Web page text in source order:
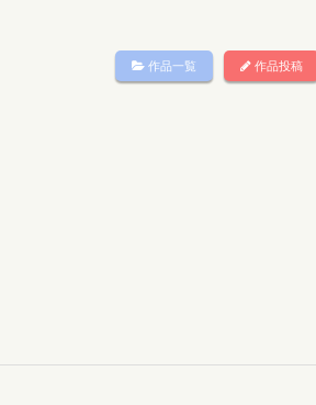
作品一覧 作品投稿